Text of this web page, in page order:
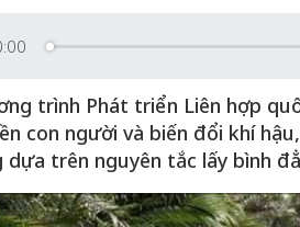
trình Phát triển Liên hợp
con người và biến đổi khí
dựa trên nguyên tắc lấy bình